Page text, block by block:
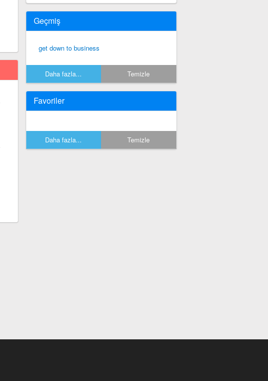
Geçmiş
get down to business
Daha fazla... Temizle
Favoriler
Daha fazla... Temizle